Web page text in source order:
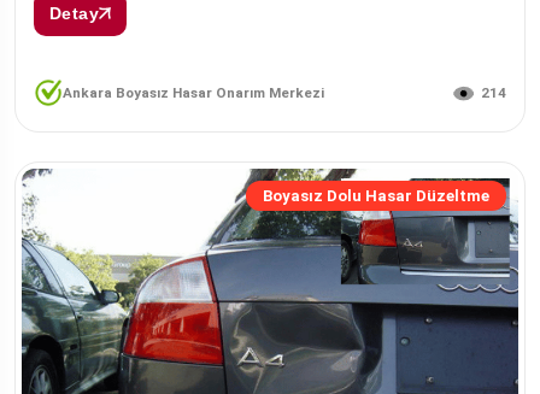
Detay
Ankara Boyasız Hasar Onarım Merkezi 214
Boyasız Dolu Hasar Düzeltme